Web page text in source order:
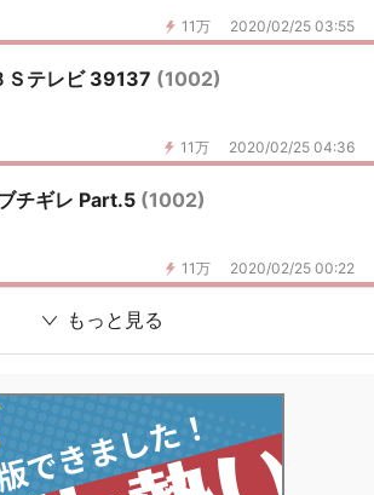
11万 2020/02/25 03:55
テレビ 39137 (1002)
11万 2020/02/25 04:36
チギレ Part.5 (1002)
11万 2020/02/25 00:22
もっと見る